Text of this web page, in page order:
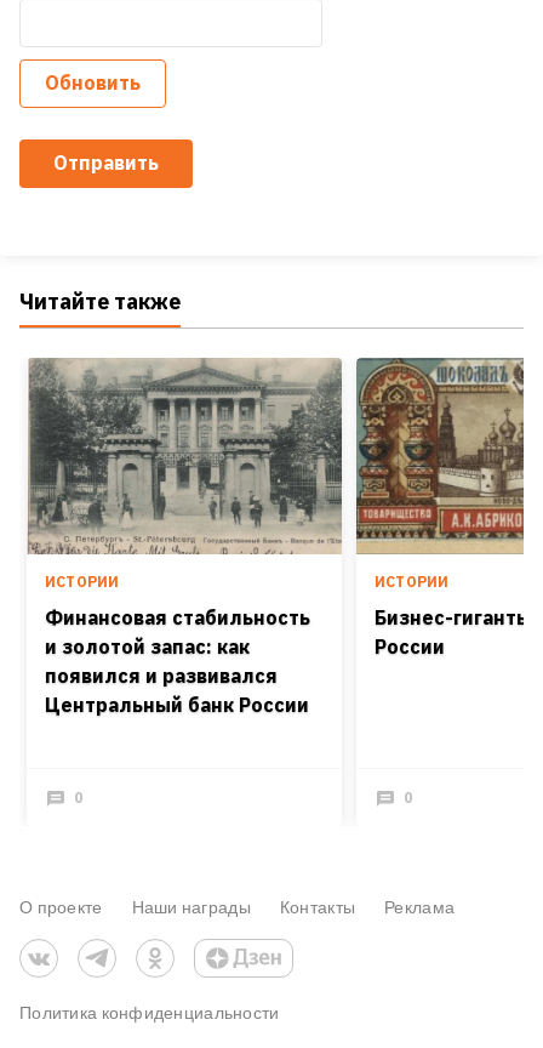
Обновить
Отправить
Читайте также
ИСТОРИИ
Финансовая стабильность
и золотой запас: как
появился и развивался
Центральный банк России
0
ИСТОРИИ
Бизнес-гиганты
России
0
О проекте Наши награды Контакты Реклама
Политика конфиденциальности